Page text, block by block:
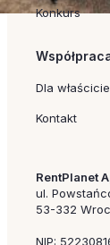
Konkurs
Dla
Kontakt
RentPlanet
ul.
53-332
NIP: